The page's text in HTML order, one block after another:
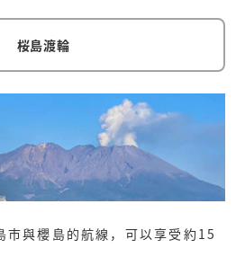
桜島渡輪
市與櫻島的航線，可以享受約15